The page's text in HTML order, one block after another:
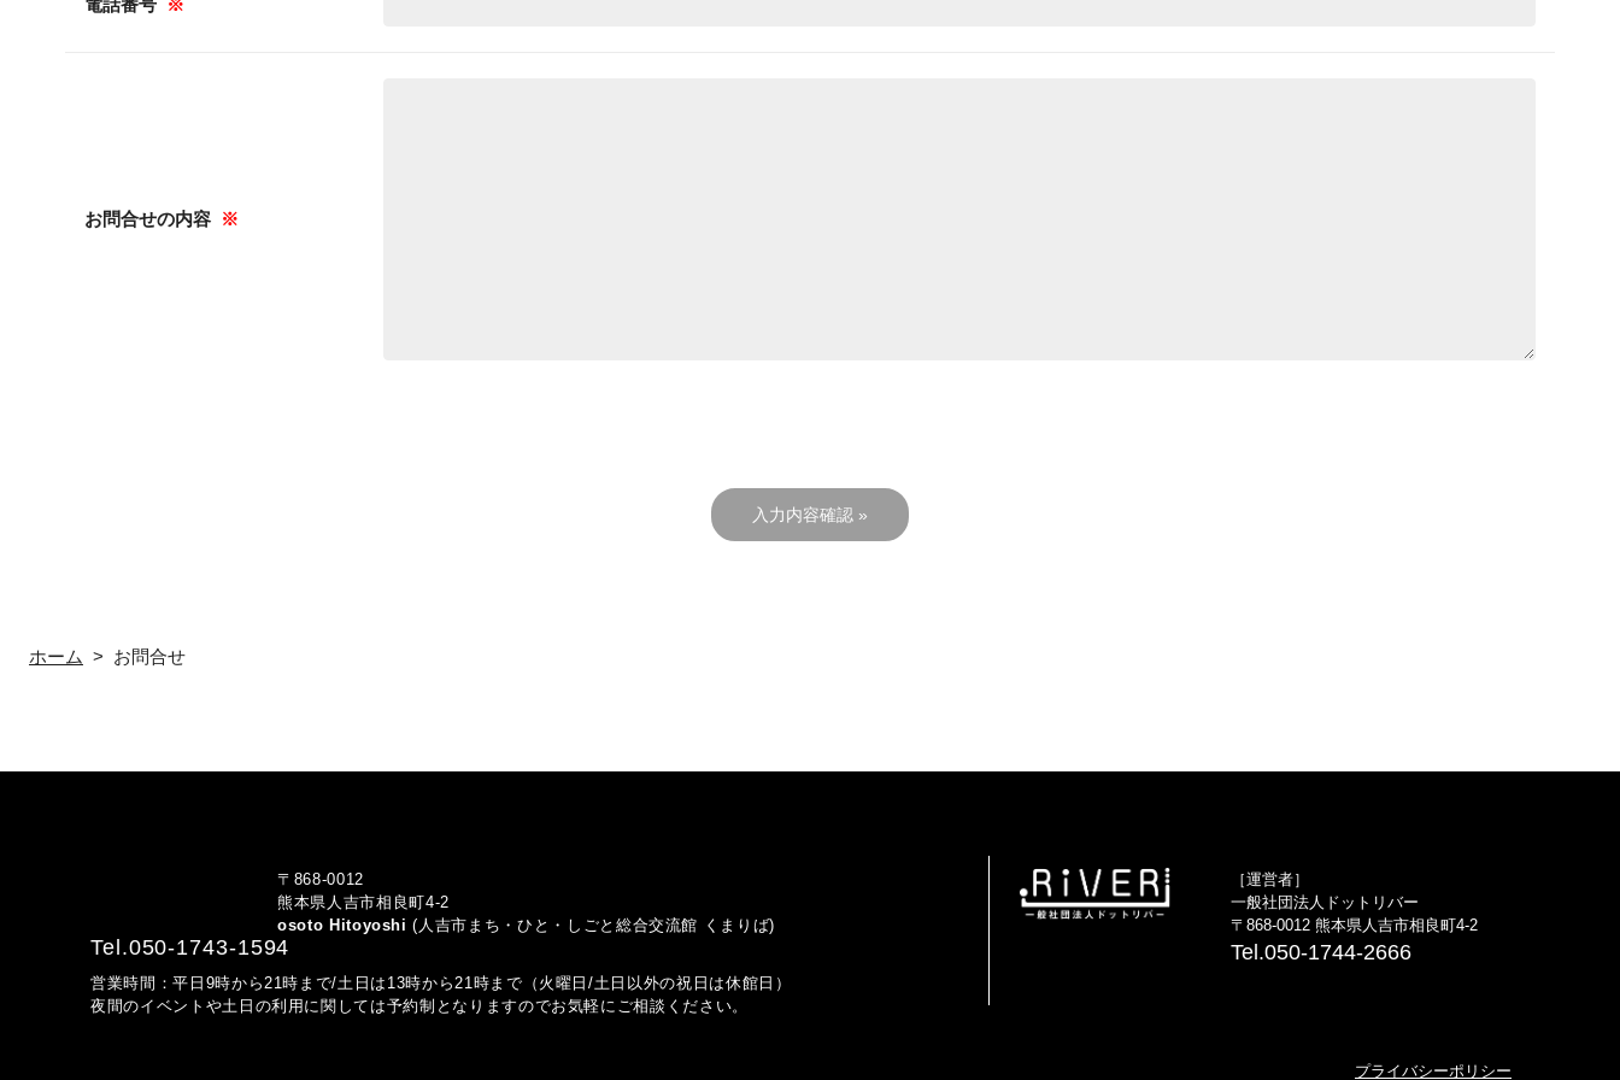
電話番号 ※
お問合せの内容 ※
ホーム お問合せ
〒868-0012
熊本県人吉市相良町4-2
osoto Hitoyoshi(人吉市まち・ひと・しごと総合交流館 くまりば)
Tel.050-1743-1594
営業時間：平日 9時から21時まで/土日は13時から21時まで（火曜日/土日以外の祝日は休館日）
夜間のイベントや土日の利用に関しては予約制となりますのでお気軽にご相談ください。
［運営者］
一般社団法人ドットリバー
〒868-0012 熊本県人吉市相良町4-2
Tel.050-1744-2666
プライバシーポリシー